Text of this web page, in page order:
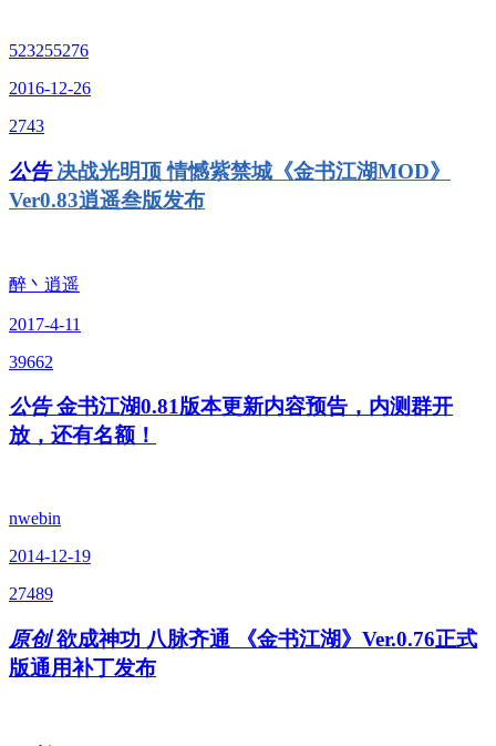
523255276
2016-12-26
2743
公告 决战光明顶 情憾紫禁城《金书江湖MOD》
Ver0.83逍遥叁版发布
醉丶逍遥
2017-4-11
39662
公告 金书江湖0.81版本更新内容预告，内测群开
放，还有名额！
nwebin
2014-12-19
27489
原创 欲成神功 八脉齐通 《金书江湖》Ver.0.76正式
版通用补丁发布